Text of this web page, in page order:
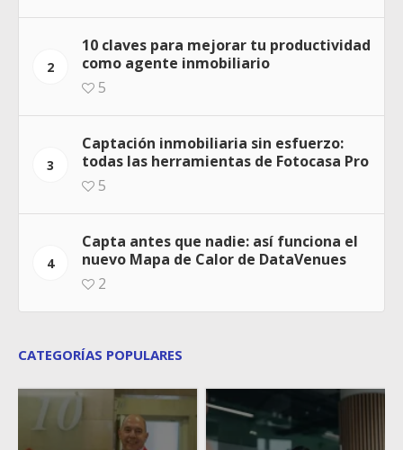
2
10 claves para mejorar tu productividad
como agente inmobiliario
5
3
Captación inmobiliaria sin esfuerzo:
todas las herramientas de Fotocasa Pro
5
4
Capta antes que nadie: así funciona el
nuevo Mapa de Calor de DataVenues
2
CATEGORÍAS POPULARES